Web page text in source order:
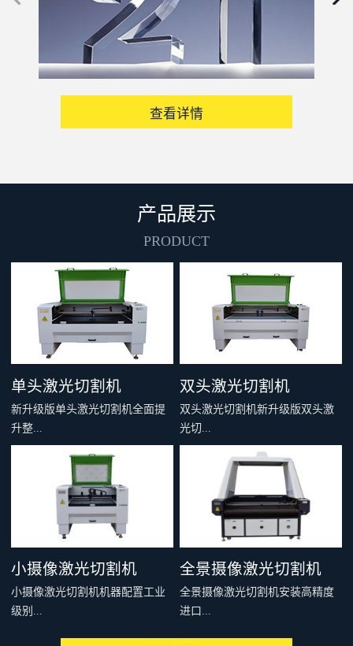
查看详情
产品展示
PRODUCT
单头激光切割机
新升级版单头激光切割机全面提
升整...
机刚性和结构稳定性，多个型号
可供选择，适合绝大多数非金属
材料的切割雕刻，例如：亚克
力、木料、皮革、布料、毛料、
太阳能板等，是你购买入门级激
光切割机的首选。
双头激光切割机
双头激光切割机新升级版双头激
光切...
割机全面提升整机刚性和结构稳
定性，多个型号可供选择，适合
绝大多数非金属材料的切割雕
刻，例如：亚克力、木料、皮
革、布料、毛料、太阳能板等，
是你购买入门级激光切割机的首
选。
小摄像激光切割机
小摄像激光切割机机器配置工业
级别...
全景摄像激光切割机
全景摄像激光切割机安装高精度
进口...